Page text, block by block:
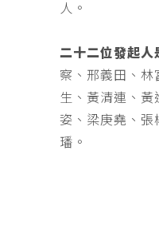
人。
二十二位發起人
察、邢義田、
生、黃清連、
姿、梁庚堯、張
璠。